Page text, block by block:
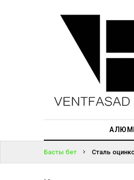
АЛЮМИНИЕВЫЙ
ПРОЕКТИРОВАНИЕ
КІРІҢІЗ
ПАРОЛЬДІ
БА?
Басты бет Сталь